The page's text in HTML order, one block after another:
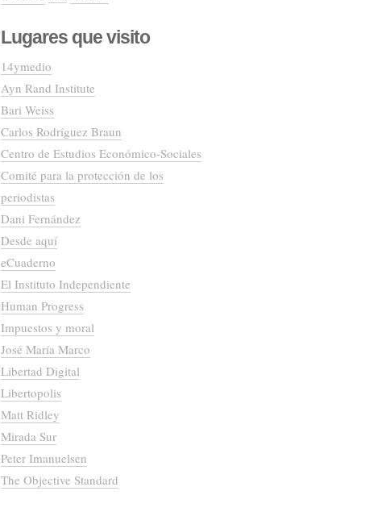
Lugares que visito
14ymedio
Ayn Rand Institute
Bari Weiss
Carlos Rodríguez Braun
Centro de Estudios Económico-Sociales
Comité para la protección de los
periodistas
Dani Fernández
Desde aquí
eCuaderno
El Instituto Independiente
Human Progress
Impuestos y moral
José María Marco
Libertad Digital
Libertopolis
Matt Ridley
Mirada Sur
Peter Imanuelsen
The Objective Standard